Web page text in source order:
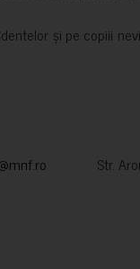
și pe copiii
Str. Aron